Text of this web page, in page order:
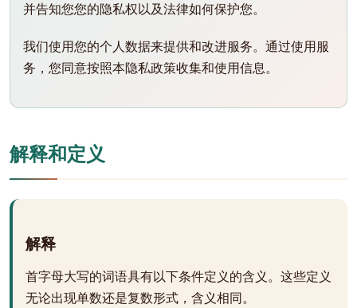
并告知您您的隐私权以及法律如何保护您。
我们使用您的个人数据来提供和改进服务。通过使用服
务，您同意按照本隐私政策收集和使用信息。
解释和定义
解释
首字母大写的词语具有以下条件定义的含义。这些定义
无论出现单数还是复数形式，含义相同。